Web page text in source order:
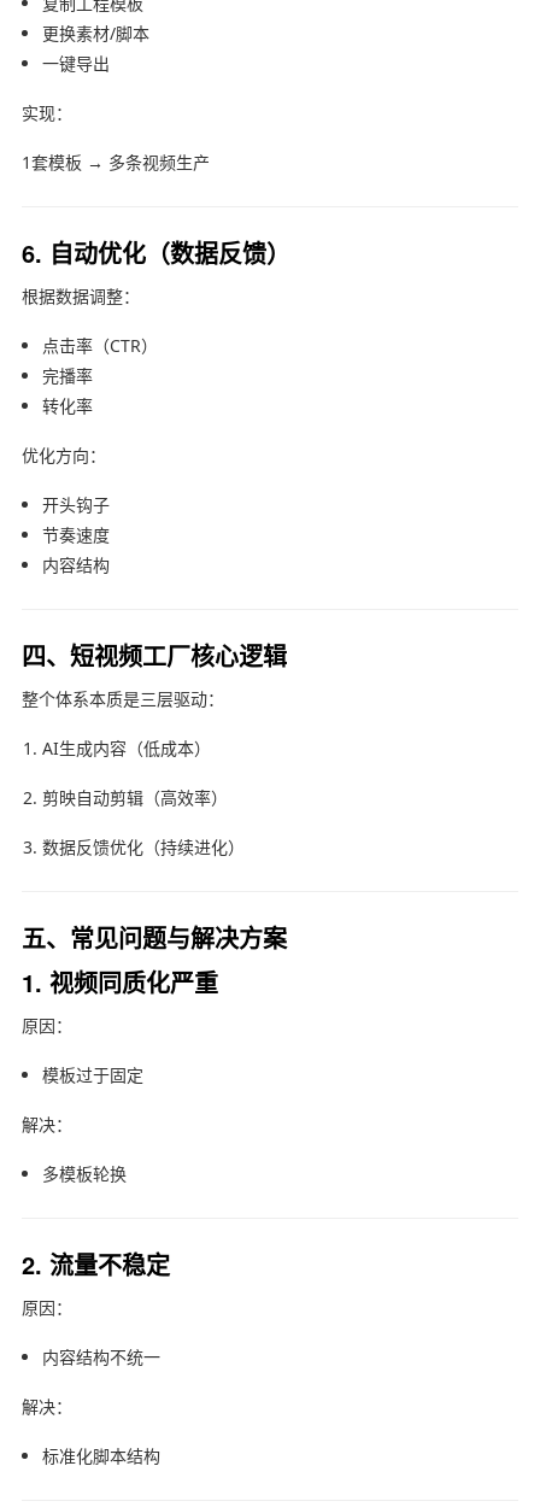
更换素材/脚本
一键导出
实现：
1套模板 → 多条视频生产
6. 自动优化（数据反馈）
根据数据调整：
点击率（CTR）
完播率
转化率
优化方向：
开头钩子
节奏速度
内容结构
四、短视频工厂核心逻辑
整个体系本质是三层驱动：
AI生成内容（低成本）
剪映自动剪辑（高效率）
数据反馈优化（持续进化）
五、常见问题与解决方案
1. 视频同质化严重
原因：
模板过于固定
解决：
多模板轮换
2. 流量不稳定
原因：
内容结构不统一
解决：
标准化脚本结构